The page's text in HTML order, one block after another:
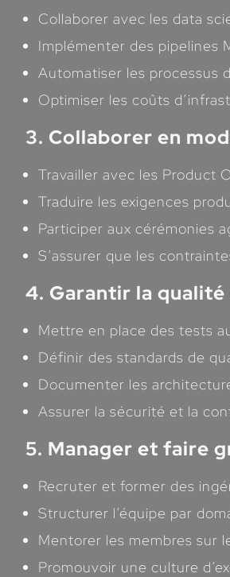
Collaborer avec les data
Implémenter des pipelines
Automatiser les processus
Optimiser les coûts
3. Collaborer en
Travailler avec les Product
Traduire les exigences
Participer aux cérémonies
S’assurer que les
4. Garantir la
Mettre en place des tests
Définir des standards de
Documenter les
Assurer la sécurité et la
5. Manager et faire
Recruter et former des
Structurer l’équipe par
Mentorer les membres sur
Promouvoir une culture